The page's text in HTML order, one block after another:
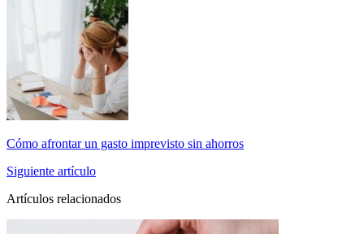
Cómo afrontar un gasto imprevisto sin ahorros
Siguiente artículo
Artículos relacionados